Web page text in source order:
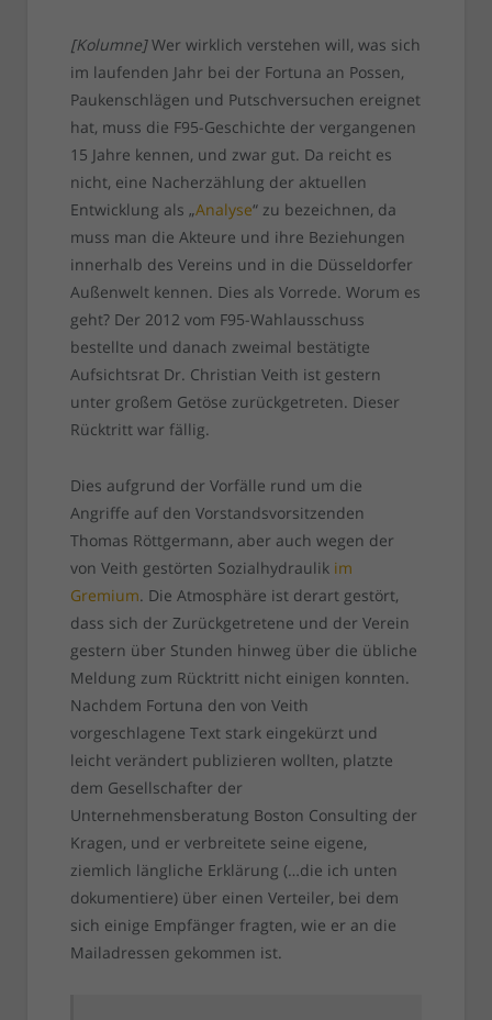
[Kolumne]Wer wirklich verstehen will, was sich
im laufenden Jahr bei der Fortuna an Possen,
Paukenschlägen und Putschversuchen ereignet
hat, muss die F95-Geschichte der vergangenen
15 Jahre kennen, und zwar gut. Da reicht es
nicht, eine Nacherzählung der aktuellen
Entwicklung als „Analyse“ zu bezeichnen, da
muss man die Akteure und ihre Beziehungen
innerhalb des Vereins und in die Düsseldorfer
Außenwelt kennen. Dies als Vorrede. Worum es
geht? Der 2012 vom F95-Wahlausschuss
bestellte und danach zweimal bestätigte
Aufsichtsrat Dr. Christian Veith ist gestern
unter großem Getöse zurückgetreten. Dieser
Rücktritt war fällig.
Dies aufgrund der Vorfälle rund um die
Angriffe auf den Vorstandsvorsitzenden
Thomas Röttgermann, aber auch wegen der
von Veith gestörten Sozialhydraulik im
Gremium. Die Atmosphäre ist derart gestört,
dass sich der Zurückgetretene und der Verein
gestern über Stunden hinweg über die übliche
Meldung zum Rücktritt nicht einigen konnten.
Nachdem Fortuna den von Veith
vorgeschlagene Text stark eingekürzt und
leicht verändert publizieren wollten, platzte
dem Gesellschafter der
Unternehmensberatung Boston Consulting der
Kragen, und er verbreitete seine eigene,
ziemlich längliche Erklärung (…die ich unten
dokumentiere) über einen Verteiler, bei dem
sich einige Empfänger fragten, wie er an die
Mailadressen gekommen ist.